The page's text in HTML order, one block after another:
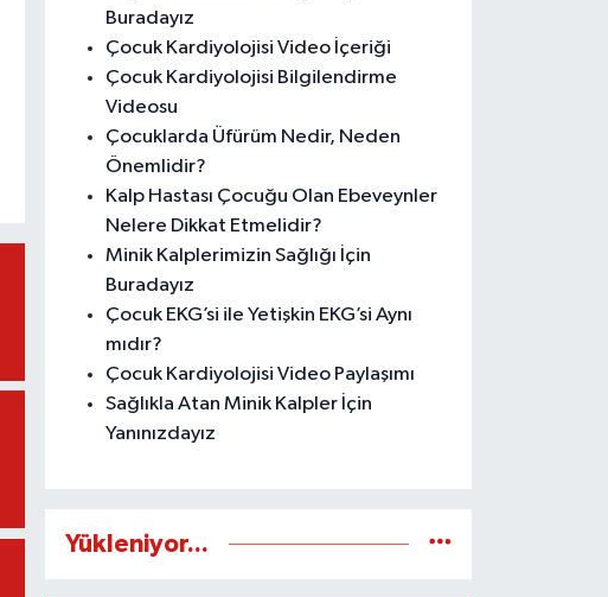
Buradayız
Çocuk Kardiyolojisi Video İçeriği
Çocuk Kardiyolojisi Bilgilendirme
Videosu
Çocuklarda Üfürüm Nedir, Neden
Önemlidir?
Kalp Hastası Çocuğu Olan Ebeveynler
Nelere Dikkat Etmelidir?
Minik Kalplerimizin Sağlığı İçin
Buradayız
Çocuk EKG’si ile Yetişkin EKG’si Aynı
mıdır?
Çocuk Kardiyolojisi Video Paylaşımı
Sağlıkla Atan Minik Kalpler İçin
Yanınızdayız
Yükleniyor...